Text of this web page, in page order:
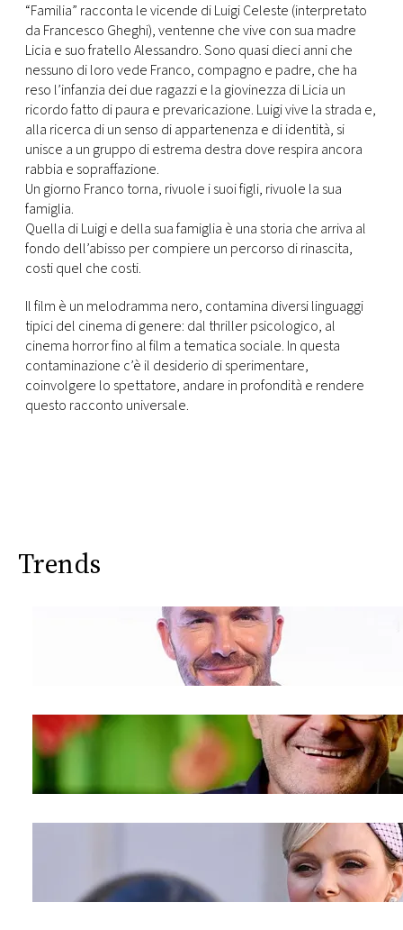
PRINCIPATO
DI
MONACO
RMC
CONSIGLIA
“Familia” racconta le vicende di Luigi Celeste (interpretato
da Francesco Gheghi), ventenne che vive con sua madre
Licia e suo fratello Alessandro. Sono quasi dieci anni che
nessuno di loro vede Franco, compagno e padre, che ha
reso l’infanzia dei due ragazzi e la giovinezza di Licia un
ricordo fatto di paura e prevaricazione. Luigi vive la strada e,
alla ricerca di un senso di appartenenza e di identità, si
unisce a un gruppo di estrema destra dove respira ancora
rabbia e sopraffazione.
Un giorno Franco torna, rivuole i suoi figli, rivuole la sua
famiglia.
Quella di Luigi e della sua famiglia è una storia che arriva al
fondo dell’abisso per compiere un percorso di rinascita,
costi quel che costi.
Il film è un melodramma nero, contamina diversi linguaggi
tipici del cinema di genere: dal thriller psicologico, al
cinema horror fino al film a tematica sociale. In questa
contaminazione c’è il desiderio di sperimentare,
coinvolgere lo spettatore, andare in profondità e rendere
questo racconto universale.
Trends